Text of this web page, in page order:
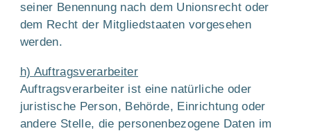
seiner Benennung nach dem Unionsrecht oder
dem Recht der Mitgliedstaaten vorgesehen
werden.
h) Auftragsverarbeiter
Auftragsverarbeiter ist eine natürliche oder
juristische Person, Behörde, Einrichtung oder
andere Stelle, die personenbezogene Daten im